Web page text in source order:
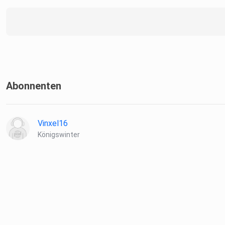
Abonnenten
Vinxel16
Königswinter